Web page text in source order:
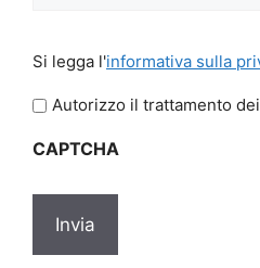
legga
l'informativa
privacy
Si legga l'informativa sulla
Autorizzo il trattamento
CAPTCHA